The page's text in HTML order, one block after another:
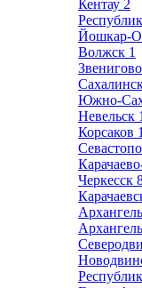
Кентау 2
Йошкар-
Волжск 1
Звенигово
Южно-
Невельск 1
Корсаков 1
Черкесск